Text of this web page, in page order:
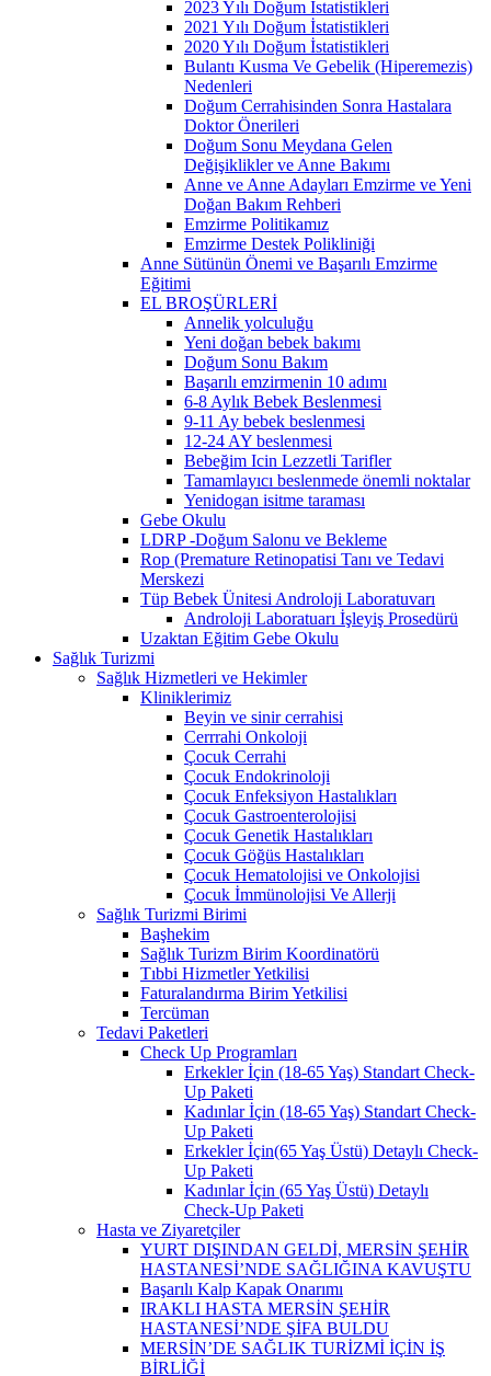
2023 Yılı Doğum İstatistikleri
2021 Yılı Doğum İstatistikleri
2020 Yılı Doğum İstatistikleri
Bulantı Kusma Ve Gebelik (Hiperemezis)
Nedenleri
Doğum Cerrahisinden Sonra Hastalara
Doktor Önerileri
Doğum Sonu Meydana Gelen
Değişiklikler ve Anne Bakımı
Anne ve Anne Adayları Emzirme ve Yeni
Doğan Bakım Rehberi
Emzirme Politikamız
Emzirme Destek Polikliniği
Anne Sütünün Önemi ve Başarılı Emzirme
Eğitimi
EL BROŞÜRLERİ
Annelik yolculuğu
Yeni doğan bebek bakımı
Doğum Sonu Bakım
Başarılı emzirmenin 10 adımı
6-8 Aylık Bebek Beslenmesi
9-11 Ay bebek beslenmesi
12-24 AY beslenmesi
Bebeğim Icin Lezzetli Tarifler
Tamamlayıcı beslenmede önemli noktalar
Yenidogan isitme taraması
Gebe Okulu
LDRP -Doğum Salonu ve Bekleme
Rop (Premature Retinopatisi Tanı ve Tedavi
Merskezi
Tüp Bebek Ünitesi Androloji Laboratuvarı
Androloji Laboratuarı İşleyiş Prosedürü
Uzaktan Eğitim Gebe Okulu
Sağlık Turizmi
Sağlık Hizmetleri ve Hekimler
Kliniklerimiz
Beyin ve sinir cerrahisi
Cerrrahi Onkoloji
Çocuk Cerrahi
Çocuk Endokrinoloji
Çocuk Enfeksiyon Hastalıkları
Çocuk Gastroenterolojisi
Çocuk Genetik Hastalıkları
Çocuk Göğüs Hastalıkları
Çocuk Hematolojisi ve Onkolojisi
Çocuk İmmünolojisi Ve Allerji
Sağlık Turizmi Birimi
Başhekim
Sağlık Turizm Birim Koordinatörü
Tıbbi Hizmetler Yetkilisi
Faturalandırma Birim Yetkilisi
Tercüman
Tedavi Paketleri
Check Up Programları
Erkekler İçin (18-65 Yaş) Standart Check-
Up Paketi
Kadınlar İçin (18-65 Yaş) Standart Check-
Up Paketi
Erkekler İçin(65 Yaş Üstü) Detaylı Check-
Up Paketi
Kadınlar İçin (65 Yaş Üstü) Detaylı
Check-Up Paketi
Hasta ve Ziyaretçiler
YURT DIŞINDAN GELDİ, MERSİN ŞEHİR
HASTANESİ’NDE SAĞLIĞINA KAVUŞTU
Başarılı Kalp Kapak Onarımı
IRAKLI HASTA MERSİN ŞEHİR
HASTANESİ’NDE ŞİFA BULDU
MERSİN’DE SAĞLIK TURİZMİ İÇİN İŞ
BİRLİĞİ